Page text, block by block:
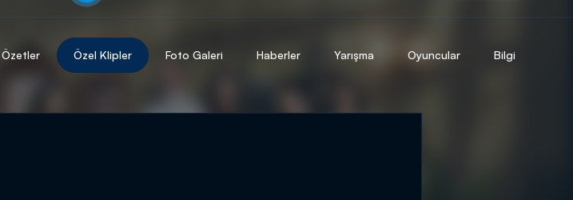
Özetler Özel Klipler Foto Galeri Haberler Yarışma Oyuncular Bilgi